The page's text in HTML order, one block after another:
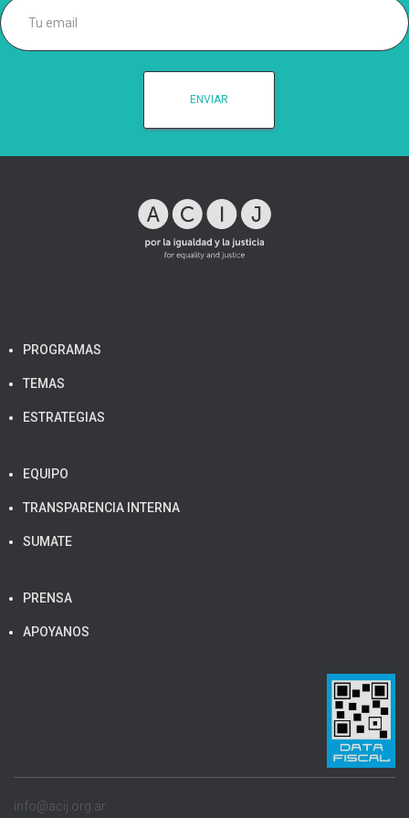
PROGRAMAS
TEMAS
ESTRATEGIAS
EQUIPO
TRANSPARENCIA INTERNA
SUMATE
PRENSA
APOYANOS
info@acij.org.ar